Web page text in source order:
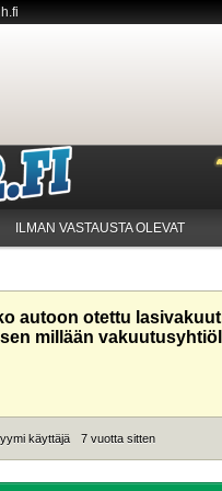
ILMAN VASTAUSTA OLEVAT
autoon otettu
millään
käyttäjä 7 vuotta sitten